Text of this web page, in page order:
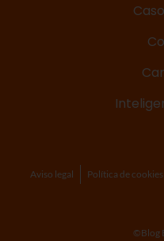
Aviso legal Política de cookies
©Blog